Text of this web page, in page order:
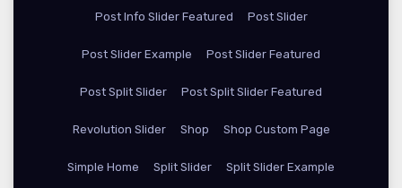
Post Info Slider Featured Post Slider
Post Slider Example Post Slider Featured
Post Split Slider Post Split Slider Featured
Revolution Slider Shop Shop Custom Page
Simple Home Split Slider Split Slider Example